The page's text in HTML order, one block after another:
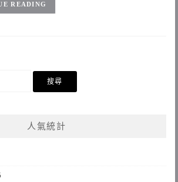
READING
人氣統計